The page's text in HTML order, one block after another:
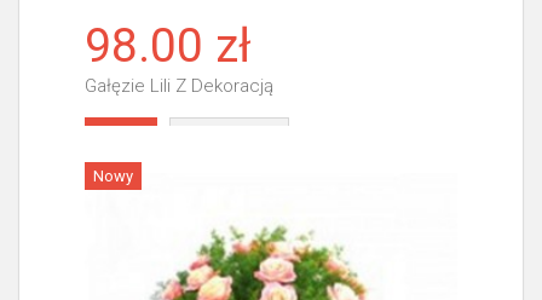
98.00 zł
Gałęzie Lili Z Dekoracją
Nowy